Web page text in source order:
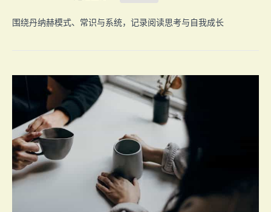
围绕丹纳赫模式、常识与系统，记录阅读思考与自我成长